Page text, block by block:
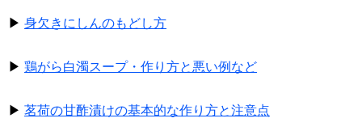
▶ 身欠きにしんのもどし方
▶ 鶏がら白濁スープ・作り方と悪い例など
▶ 茗荷の甘酢漬けの基本的な作り方と注意点